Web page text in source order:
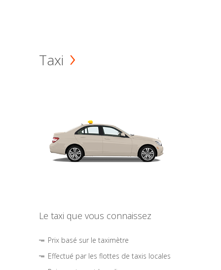
Taxi
Le taxi que vous connaissez
Prix basé sur le taximètre
Effectué par les flottes de taxis locales